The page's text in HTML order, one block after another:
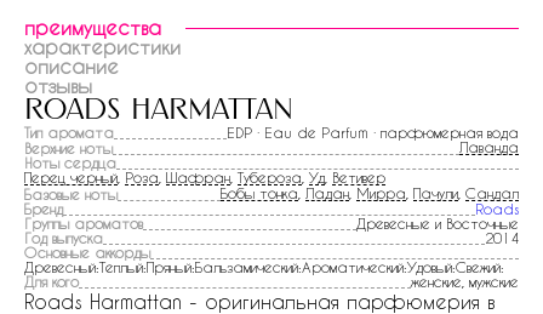
преимущества
характеристики
описание
отзывы
roads harmattan
Тип аромата
EDP · Eau de Parfum · парфюмерная вода
Верхние ноты
Лаванда
Ноты сердца
Перец черный Роза Шафран Тубероза Уд Ветивер
Базовые ноты
Бобы тонка Ладан Мирра Пачули Сандал
Бренд
Roads
Группы ароматов
Древесные и Восточные
Год выпуска
2014
Основные аккорды
Древесный:Теплый:Пряный:Бальзамический:Ароматический:Удовый:Свежий:
Для кого
женские, мужские
Roads Harmattan - оригинальная парфюмерия в